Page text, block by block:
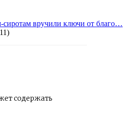
сиротам вручили ключи от благо…
содержать